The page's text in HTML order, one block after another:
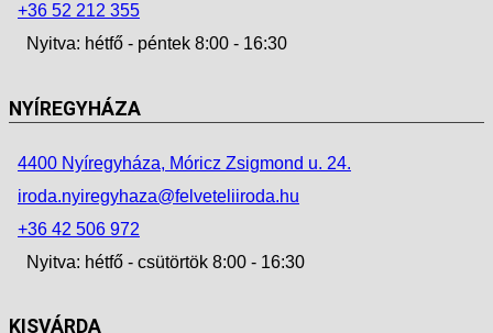
+36 52 212 355
Nyitva: hétfő - péntek 8:00 - 16:30
NYÍREGYHÁZA
4400 Nyíregyháza, Móricz Zsigmond u. 24.
iroda.nyiregyhaza@felveteliiroda.hu
+36 42 506 972
Nyitva: hétfő - csütörtök 8:00 - 16:30
KISVÁRDA